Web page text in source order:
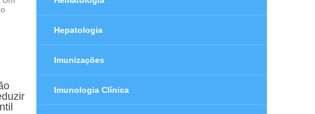
Hepatologia
Imunizações
Imunologia Clínica